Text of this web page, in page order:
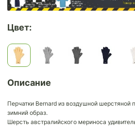
Цвет:
Описание
Перчатки Bernard из воздушной шерстяной
зимний образ.
Шерсть австралийского мериноса